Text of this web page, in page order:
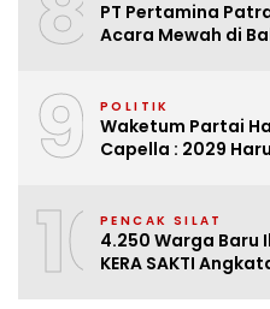
PT Pertamina
Acara Mewah di
9 POLITIK
Waketum Partai
Capella : 2029
10PENCAK SILAT
4.250 Warga Baru
KERA SAKTI